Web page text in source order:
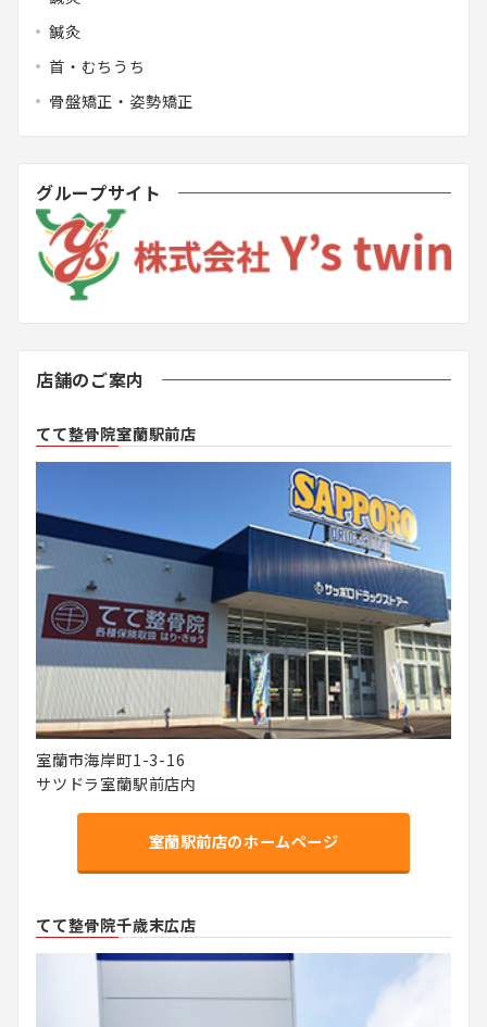
鍼灸
首・むちうち
骨盤矯正・姿勢矯正
グループサイト
店舗のご案内
てて整骨院室蘭駅前店
室蘭市海岸町1-3-16
サツドラ室蘭駅前店内
室蘭駅前店のホームページ
てて整骨院千歳末広店